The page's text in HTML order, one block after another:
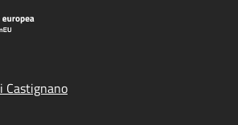
Castignano